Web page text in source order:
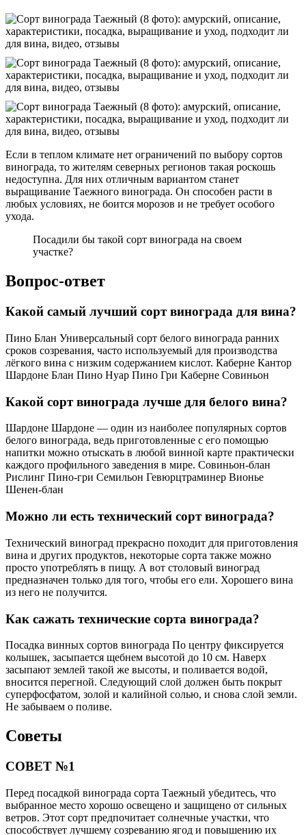
Если в теплом климате нет ограничений по выбору сортов
винограда, то жителям северных регионов такая роскошь
недоступна. Для них отличным вариантом станет
выращивание Таежного винограда. Он способен расти в
любых условиях, не боится морозов и не требует особого
ухода.
Посадили бы такой сорт винограда на своем
участке?
Вопрос-ответ
Какой самый лучший сорт винограда для вина?
Пино Блан Универсальный сорт белого винограда ранних
сроков созревания, часто используемый для производства
лёгкого вина с низким содержанием кислот. Каберне Кантор
Шардоне Блан Пино Нуар Пино Гри Каберне Совиньон
Какой сорт винограда лучше для белого вина?
Шардоне Шардоне — один из наиболее популярных сортов
белого винограда, ведь приготовленные с его помощью
напитки можно отыскать в любой винной карте практически
каждого профильного заведения в мире. Совиньон-блан
Рислинг Пино-гри Семильон Гевюрцтраминер Вионье
Шенен-блан
Можно ли есть технический сорт винограда?
Технический виноград прекрасно походит для приготовления
вина и других продуктов, некоторые сорта также можно
просто употреблять в пищу. А вот столовый виноград
предназначен только для того, чтобы его ели. Хорошего вина
из него не получится.
Как сажать технические сорта винограда?
Посадка винных сортов винограда По центру фиксируется
колышек, засыпается щебнем высотой до 10 см. Наверх
засыпают землей такой же высоты, и поливается водой,
вносится перегной. Следующий слой должен быть покрыт
суперфосфатом, золой и калийной солью, и снова слой земли.
Не забываем о поливе.
Советы
СОВЕТ №1
Перед посадкой винограда сорта Таежный убедитесь, что
выбранное место хорошо освещено и защищено от сильных
ветров. Этот сорт предпочитает солнечные участки, что
способствует лучшему созреванию ягод и повышению их